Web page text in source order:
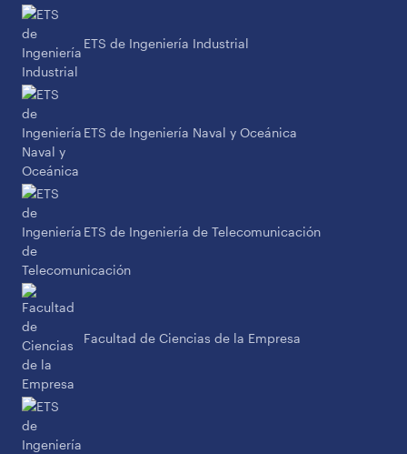
ETS de Ingeniería Industrial
ETS de Ingeniería Naval y Oceánica
ETS de Ingeniería de Telecomunicación
Facultad de Ciencias de la Empresa